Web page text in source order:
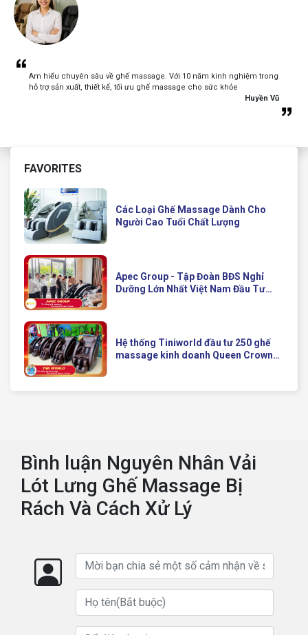
Am hiểu chuyên sâu về ghế massage. Với 10 năm kinh nghiệm trong
hỗ trợ sản xuất, thiết kế, tối ưu ghế massage cho sức khỏe
Huyền Vũ
FAVORITES
Các Loại Ghế Massage Dành Cho
Người Cao Tuổi Chất Lượng
Apec Group - Tập Đoàn BĐS Nghỉ
Dưỡng Lớn Nhất Việt Nam Đầu Tư
Hệ thống Tiniworld đầu tư 250 ghế
massage kinh doanh Queen Crown
Bình luận Nguyên Nhân Vải
Lót Lưng Ghế Massage Bị
Rách Và Cách Xử Lý